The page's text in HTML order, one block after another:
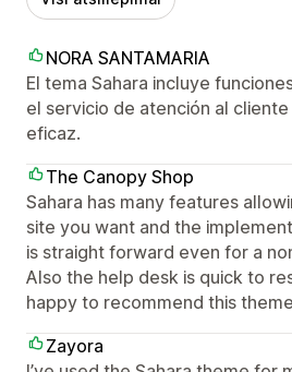
NORA SANTAMARIA
El tema Sahara incluye
el servicio de atención al
eficaz.
The Canopy Shop
Sahara has many features
site you want and the
is straight forward even for a
Also the help desk is quick to
happy to recommend this
Zayora